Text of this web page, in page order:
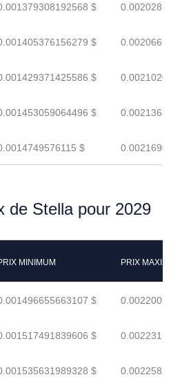
$
$
$
$
$
de Stella pour 2029
MINIMUM PRIX
$
$
$